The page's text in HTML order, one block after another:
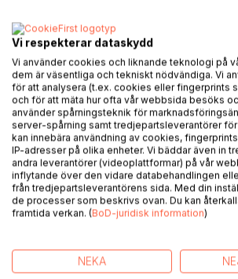
slut och vi som badar i smärtan av att
vaknar upp. Då blixtrar det förbi med
att det en dag blir bättre. Tiden vilar i
det här stillsamt pågår.
Och allt som är förlorat i löftet om att det
stagnerar och går oss förbi...
En diktsamling om strävan och tröstlösa
Smärta, liv, död och framförallt tid är det
bereder vägen för oss. I slutändan är vi
skuggan av ett träd.
KOMMENTARER I PRESSEN
Vi respekterar dataskydd
Vi använder cookies och liknande teknologi på
dem är väsentliga och tekniskt nödvändiga. Vi
för att analysera (t.ex. cookies eller fingerprints
och för att mäta hur ofta vår webbsida besöks
använder spårningsteknik för
server-spårning samt tredjepartsleverantörer
kan innebära användning av cookies,
IP-adresser på olika enheter. Vi bäddar även in
andra leverantörer (videoplattformar) på vår
inflytande över den vidare databehandlingen
från tredjepartsleverantörens sida. Med din
de processer som beskrivs ovan. Du kan
framtida verkan. (BoD-juridisk information)
NEKA